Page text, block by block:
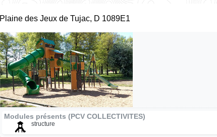
Plaine des Jeux de Tujac, D 1089E1
Modules présents (PCV COLLECTIVITES)
structure